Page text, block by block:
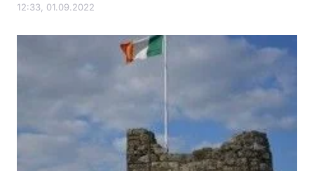
12:33, 01.09.2022